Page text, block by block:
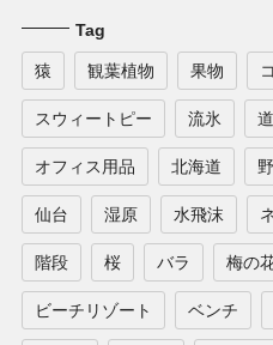
Tag
猿 観葉植物 果物
スウィートピー 流氷 道
オフィス用品 北海道
仙台 湿原 水飛沫
階段 桜 バラ 梅の
ビーチリゾート ベンチ